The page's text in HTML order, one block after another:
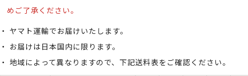
めご了承ください。
ヤマト運輸でお届けいたします。
お届けは日本国内に限ります。
地域によって異なりますので、下記送料表をご確認ください。